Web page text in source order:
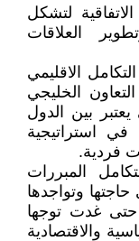
لتشكل
العلاقات
الاقليمي
الخليجي
بين الدول
في استراتيجية
فردية.
المبررات
وتواجدها
حتى غدت توجها
والاقتصادية